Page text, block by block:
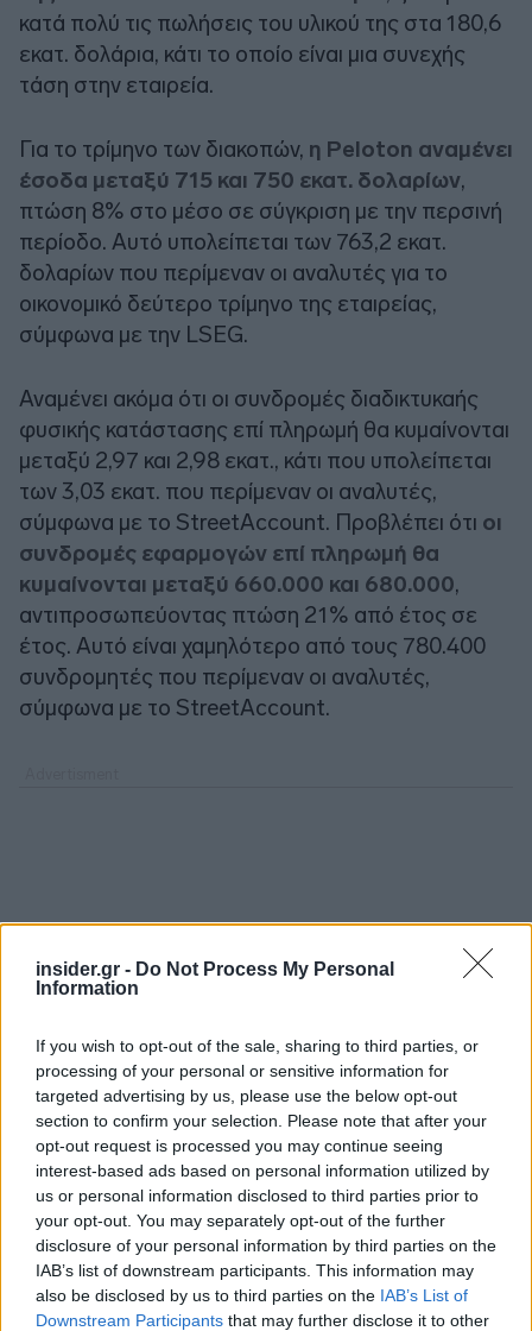
insider.gr - Do Not Process My Personal
Information
If you wish to opt-out of the sale, sharing to third parties, or
processing of your personal or sensitive information for
targeted advertising by us, please use the below opt-out
section to confirm your selection. Please note that after your
opt-out request is processed you may continue seeing
interest-based ads based on personal information utilized by
us or personal information disclosed to third parties prior to
your opt-out. You may separately opt-out of the further
disclosure of your personal information by third parties on the
IAB’s list of downstream participants. This information may
also be disclosed by us to third parties on the IAB’s List of
Downstream Participants that may further disclose it to other
κατά πολύ τις πωλήσεις του υλικού της στα 180,6
εκατ. δολάρια, κάτι το οποίο είναι μια συνεχής
τάση στην εταιρεία.
Για το τρίμηνο των διακοπών, η Peloton αναμένει
έσοδα μεταξύ 715 και 750 εκατ. δολαρίων,
πτώση 8% στο μέσο σε σύγκριση με την περσινή
περίοδο. Αυτό υπολείπεται των 763,2 εκατ.
δολαρίων που περίμεναν οι αναλυτές για το
οικονομικό δεύτερο τρίμηνο της εταιρείας,
σύμφωνα με την LSEG.
Αναμένει ακόμα ότι οι συνδρομές διαδικτυκαής
φυσικής κατάστασης επί πληρωμή θα κυμαίνονται
μεταξύ 2,97 και 2,98 εκατ., κάτι που υπολείπεται
των 3,03 εκατ. που περίμεναν οι αναλυτές,
σύμφωνα με το StreetAccount. Προβλέπει ότι οι
συνδρομές εφαρμογών επί πληρωμή θα
κυμαίνονται μεταξύ 660.000 και 680.000,
αντιπροσωπεύοντας πτώση 21% από έτος σε
έτος. Αυτό είναι χαμηλότερο από τους 780.400
συνδρομητές που περίμεναν οι αναλυτές,
σύμφωνα με το StreetAccount.